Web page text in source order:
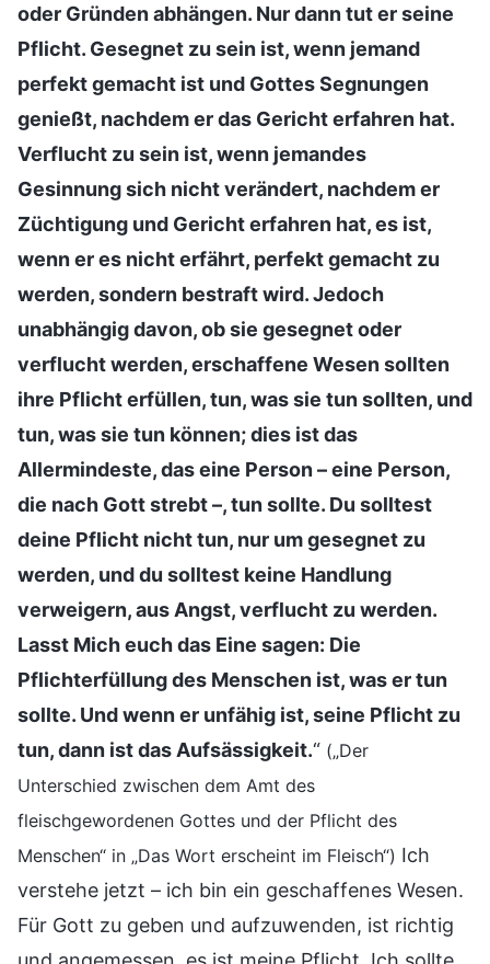
oder Gründen abhängen. Nur dann tut er seine
Pflicht. Gesegnet zu sein ist, wenn jemand
perfekt gemacht ist und Gottes Segnungen
genießt, nachdem er das Gericht erfahren hat.
Verflucht zu sein ist, wenn jemandes
Gesinnung sich nicht verändert, nachdem er
Züchtigung und Gericht erfahren hat, es ist,
wenn er es nicht erfährt, perfekt gemacht zu
werden, sondern bestraft wird. Jedoch
unabhängig davon, ob sie gesegnet oder
verflucht werden, erschaffene Wesen sollten
ihre Pflicht erfüllen, tun, was sie tun sollten, und
tun, was sie tun können; dies ist das
Allermindeste, das eine Person – eine Person,
die nach Gott strebt –, tun sollte. Du solltest
deine Pflicht nicht tun, nur um gesegnet zu
werden, und du solltest keine Handlung
verweigern, aus Angst, verflucht zu werden.
Lasst Mich euch das Eine sagen: Die
Pflichterfüllung des Menschen ist, was er tun
sollte. Und wenn er unfähig ist, seine Pflicht zu
tun, dann ist das Aufsässigkeit.“ („Der
Unterschied zwischen dem Amt des
fleischgewordenen Gottes und der Pflicht des
Menschen“ in „Das Wort erscheint im Fleisch“) Ich
verstehe jetzt – ich bin ein geschaffenes Wesen.
Für Gott zu geben und aufzuwenden, ist richtig